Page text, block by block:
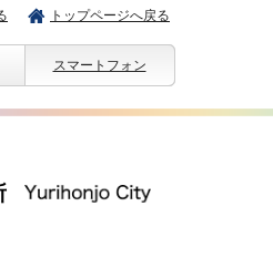
トップページへ戻る
スマートフォン